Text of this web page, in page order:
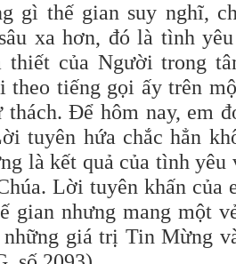
gì thế gian suy nghĩ,
xa hơn, đó là tình yêu
của Người trong
theo tiếng gọi ấy trên
Để hôm nay, em
tuyên hứa chắc hẳn
là kết quả của tình yêu
Lời tuyên khấn của
gian nhưng mang một
giá trị Tin Mừng